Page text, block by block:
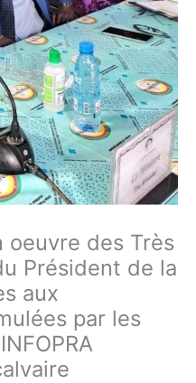
oeuvre des Très
Président de la
aux
par les